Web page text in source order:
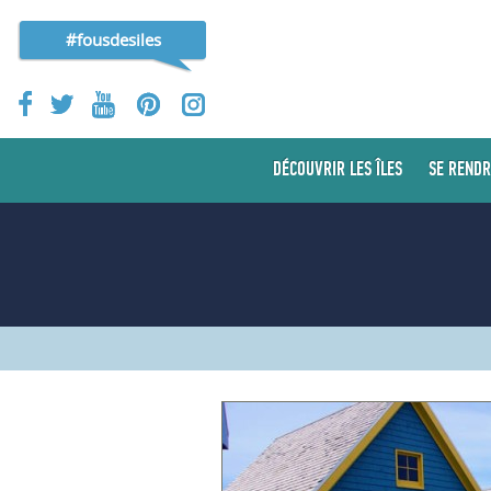
#fousdesiles
DÉCOUVRIR LES ÎLES SE